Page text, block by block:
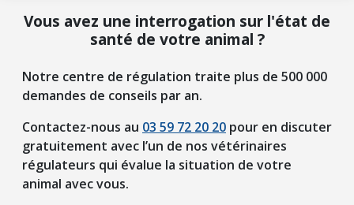
Vous avez une interrogation sur l'état de
santé de votre animal ?
Notre centre de régulation traite plus de 500 000
demandes de conseils par an.
Contactez-nous au 03 59 72 20 20 pour en discuter
gratuitement avec l’un de nos vétérinaires
régulateurs qui évalue la situation de votre
animal avec vous.